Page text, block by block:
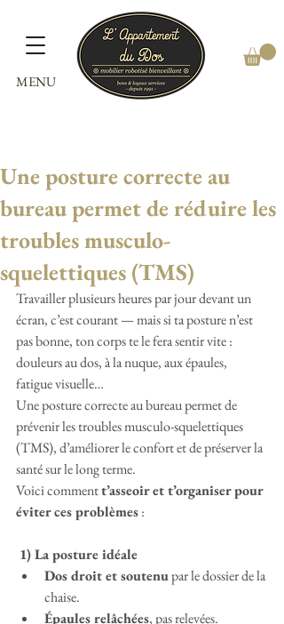
MENU
Une posture correcte au
bureau permet de réduire les
troubles musculo-
squelettiques (TMS)
Travailler plusieurs heures par jour devant un
écran, c’est courant — mais si ta posture n’est
pas bonne, ton corps te le fera sentir vite :
douleurs au dos, à la nuque, aux épaules,
fatigue visuelle…
Une posture correcte au bureau permet de
prévenir les troubles musculo-squelettiques
(TMS), d’améliorer le confort et de préserver la
santé sur le long terme.
Voici comment t’asseoir et t’organiser pour
éviter ces problèmes :
1) La posture idéale
Dos droit et soutenu par le dossier de la
chaise.
Épaules relâchées, pas relevées.